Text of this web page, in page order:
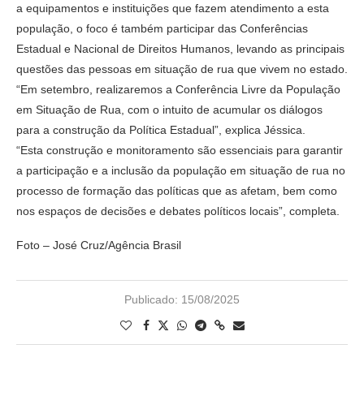
a equipamentos e instituições que fazem atendimento a esta
população, o foco é também participar das Conferências
Estadual e Nacional de Direitos Humanos, levando as principais
questões das pessoas em situação de rua que vivem no estado.
“Em setembro, realizaremos a Conferência Livre da População
em Situação de Rua, com o intuito de acumular os diálogos
para a construção da Política Estadual”, explica Jéssica.
“Esta construção e monitoramento são essenciais para garantir
a participação e a inclusão da população em situação de rua no
processo de formação das políticas que as afetam, bem como
nos espaços de decisões e debates políticos locais”, completa.
Foto – José Cruz/Agência Brasil
Publicado: 15/08/2025